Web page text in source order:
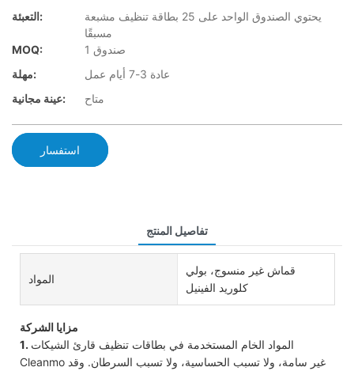
التعبئة:
يحتوي الصندوق الواحد على 25 بطاقة تنظيف مشبعة
مسبقًا
MOQ:
1 صندوق
مهلة:
عادة 3-7 أيام عمل
عينة مجانية:
متاح
استفسار
تفاصيل المنتج
المواد
قماش غير منسوج، بولي
كلوريد الفينيل
مزايا الشركة
1.
Cleanmo غير سامة، ولا تسبب الحساسية، ولا تسبب السرطان. وقد